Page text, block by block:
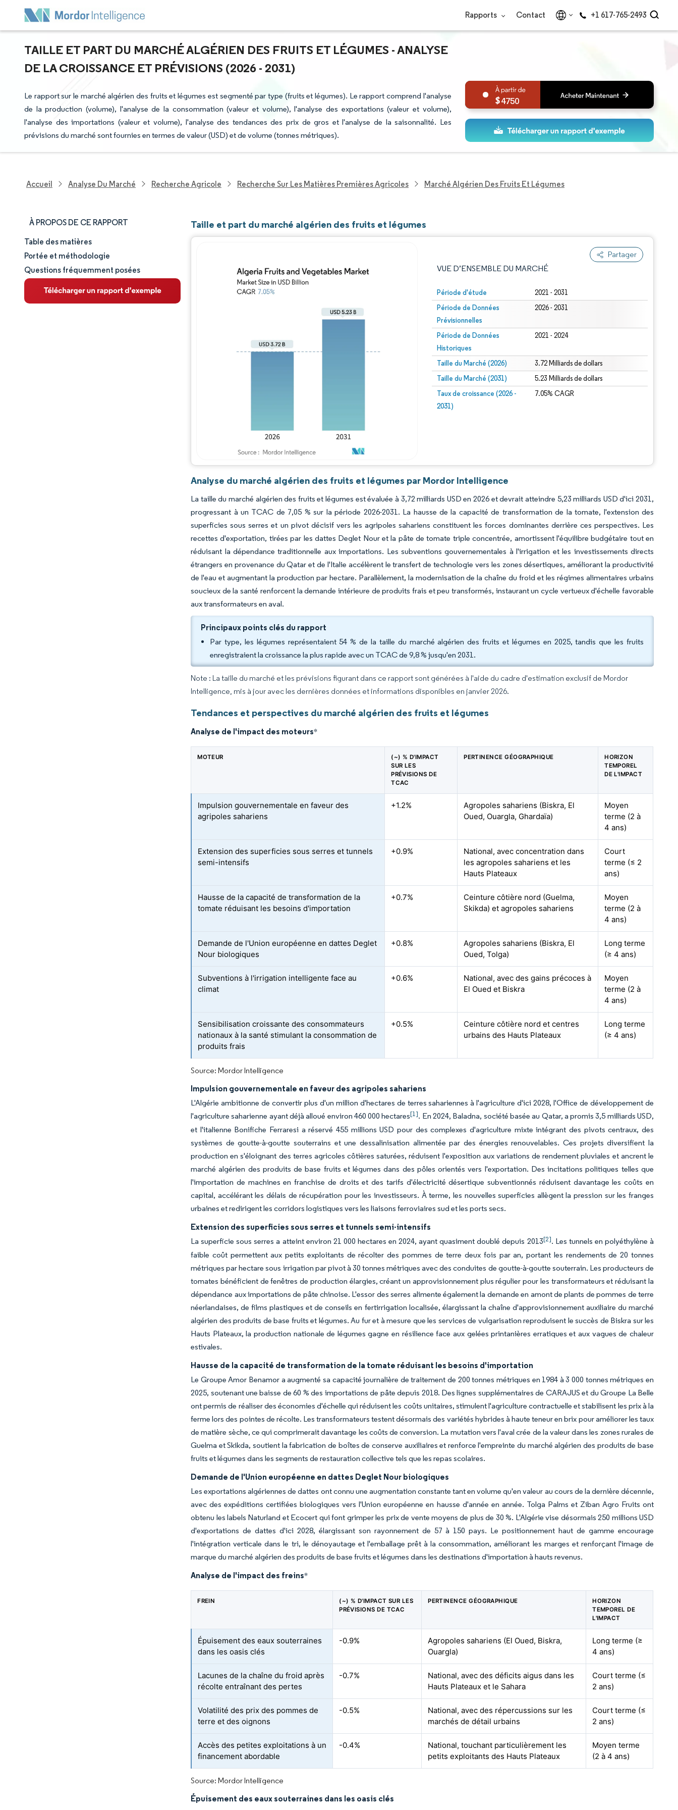
Rapports Contact +1 617-765-2493
TAILLE ET PART DU MARCHÉ ALGÉRIEN DES FRUITS ET LÉGUMES - ANALYSE
DE LA CROISSANCE ET PRÉVISIONS (2026 - 2031)
Le rapport sur le marché algérien des fruits et légumes est segmenté par type (fruits et légumes). Le rapport comprend l'analyse
de la production (volume), l'analyse de la consommation (valeur et volume), l'analyse des exportations (valeur et volume),
l'analyse des importations (valeur et volume), l'analyse des tendances des prix de gros et l'analyse de la saisonnalité. Les
prévisions du marché sont fournies en termes de valeur (USD) et de volume (tonnes métriques).
4750
Accueil Analyse Du Marché Recherche Agricole Recherche Sur Les Matières Premières Agricoles Marché Algérien Des Fruits Et Légumes
À PROPOS DE CE RAPPORT
Taille et part de marché
Analyse du marché
Tendances et perspectives
Table des matières
Portée et méthodologie
Questions fréquemment posées
Taille et part du marché algérien des fruits et légumes
Partager
VUE D’ENSEMBLE DU MARCHÉ
Période d'étude 2021 - 2031
Période de Données
Prévisionnelles
2026 - 2031
Période de Données
Historiques
2021 - 2024
Taille du Marché (2026) 3.72 Milliards de dollars
Taille du Marché (2031) 5.23 Milliards de dollars
Taux de croissance (2026 -
2031)
7.05% CAGR
Image © Mordor Intelligence. La réutilisation nécessite une attribution sous CC BY 4.0.
Analyse du marché algérien des fruits et légumes par Mordor Intelligence
La taille du marché algérien des fruits et légumes est évaluée à 3,72 milliards USD en 2026 et devrait atteindre 5,23 milliards USD d'ici 2031,
progressant à un TCAC de 7,05 % sur la période 2026-2031. La hausse de la capacité de transformation de la tomate, l'extension des
superficies sous serres et un pivot décisif vers les agripoles sahariens constituent les forces dominantes derrière ces perspectives. Les
recettes d'exportation, tirées par les dattes Deglet Nour et la pâte de tomate triple concentrée, amortissent l'équilibre budgétaire tout en
réduisant la dépendance traditionnelle aux importations. Les subventions gouvernementales à l'irrigation et les investissements directs
étrangers en provenance du Qatar et de l'Italie accélèrent le transfert de technologie vers les zones désertiques, améliorant la productivité
de l'eau et augmentant la production par hectare. Parallèlement, la modernisation de la chaîne du froid et les régimes alimentaires urbains
soucieux de la santé renforcent la demande intérieure de produits frais et peu transformés, instaurant un cycle vertueux d'échelle favorable
aux transformateurs en aval.
Principaux points clés du rapport
Par type, les légumes représentaient 54 % de la taille du marché algérien des fruits et légumes en 2025, tandis que les fruits
enregistraient la croissance la plus rapide avec un TCAC de 9,8 % jusqu'en 2031.
Note : La taille du marché et les prévisions figurant dans ce rapport sont générées à l'aide du cadre d'estimation exclusif de Mordor
Intelligence, mis à jour avec les dernières données et informations disponibles en janvier 2026.
Tendances et perspectives du marché algérien des fruits et légumes
Analyse de l'impact des moteurs*
MOTEUR
(~) % D'IMPACT
SUR LES
PRÉVISIONS DE
TCAC
PERTINENCE GÉOGRAPHIQUE
HORIZON
TEMPOREL
DE L'IMPACT
Impulsion gouvernementale en faveur des
agripoles sahariens
+1.2%
Agropoles sahariens (Biskra, El
Oued, Ouargla, Ghardaïa)
Moyen
terme (2 à
4 ans)
Extension des superficies sous serres et tunnels
semi-intensifs
+0.9%
National, avec concentration dans
les agropoles sahariens et les
Hauts Plateaux
Court
terme (≤ 2
ans)
Hausse de la capacité de transformation de la
tomate réduisant les besoins d'importation
+0.7%
Ceinture côtière nord (Guelma,
Skikda) et agropoles sahariens
Moyen
terme (2 à
4 ans)
Demande de l'Union européenne en dattes Deglet
Nour biologiques
+0.8%
Agropoles sahariens (Biskra, El
Oued, Tolga)
Long terme
(≥ 4 ans)
Subventions à l'irrigation intelligente face au
climat
+0.6%
National, avec des gains précoces à
El Oued et Biskra
Moyen
terme (2 à
4 ans)
Sensibilisation croissante des consommateurs
nationaux à la santé stimulant la consommation de
produits frais
+0.5%
Ceinture côtière nord et centres
urbains des Hauts Plateaux
Long terme
(≥ 4 ans)
Source: Mordor Intelligence
Impulsion gouvernementale en faveur des agripoles sahariens
L'Algérie ambitionne de convertir plus d'un million d'hectares de terres sahariennes à l'agriculture d'ici 2028, l'Office de développement de
l'agriculture saharienne ayant déjà alloué environ 460 000 hectares[1]. En 2024, Baladna, société basée au Qatar, a promis 3,5 milliards USD,
et l'italienne Bonifiche Ferraresi a réservé 455 millions USD pour des complexes d'agriculture mixte intégrant des pivots centraux, des
systèmes de goutte-à-goutte souterrains et une dessalinisation alimentée par des énergies renouvelables. Ces projets diversifient la
production en s'éloignant des terres agricoles côtières saturées, réduisent l'exposition aux variations de rendement pluviales et ancrent le
marché algérien des produits de base fruits et légumes dans des pôles orientés vers l'exportation. Des incitations politiques telles que
l'importation de machines en franchise de droits et des tarifs d'électricité désertique subventionnés réduisent davantage les coûts en
capital, accélérant les délais de récupération pour les investisseurs. À terme, les nouvelles superficies allègent la pression sur les franges
urbaines et redirigent les corridors logistiques vers les liaisons ferroviaires sud et les ports secs.
Extension des superficies sous serres et tunnels semi-intensifs
La superficie sous serres a atteint environ 21 000 hectares en 2024, ayant quasiment doublé depuis 2013[2]. Les tunnels en polyéthylène à
faible coût permettent aux petits exploitants de récolter des pommes de terre deux fois par an, portant les rendements de 20 tonnes
métriques par hectare sous irrigation par pivot à 30 tonnes métriques avec des conduites de goutte-à-goutte souterrain. Les producteurs de
tomates bénéficient de fenêtres de production élargies, créant un approvisionnement plus régulier pour les transformateurs et réduisant la
dépendance aux importations de pâte chinoise. L'essor des serres alimente également la demande en amont de plants de pommes de terre
néerlandaises, de films plastiques et de conseils en fertirrigation localisée, élargissant la chaîne d'approvisionnement auxiliaire du marché
algérien des produits de base fruits et légumes. Au fur et à mesure que les services de vulgarisation reproduisent le succès de Biskra sur les
Hauts Plateaux, la production nationale de légumes gagne en résilience face aux gelées printanières erratiques et aux vagues de chaleur
estivales.
Hausse de la capacité de transformation de la tomate réduisant les besoins d'importation
Le Groupe Amor Benamor a augmenté sa capacité journalière de traitement de 200 tonnes métriques en 1984 à 3 000 tonnes métriques en
2025, soutenant une baisse de 60 % des importations de pâte depuis 2018. Des lignes supplémentaires de CARAJUS et du Groupe La Belle
ont permis de réaliser des économies d'échelle qui réduisent les coûts unitaires, stimulent l'agriculture contractuelle et stabilisent les prix à la
ferme lors des pointes de récolte. Les transformateurs testent désormais des variétés hybrides à haute teneur en brix pour améliorer les taux
de matière sèche, ce qui comprimerait davantage les coûts de conversion. La mutation vers l'aval crée de la valeur dans les zones rurales de
Guelma et Skikda, soutient la fabrication de boîtes de conserve auxiliaires et renforce l'empreinte du marché algérien des produits de base
fruits et légumes dans les segments de restauration collective tels que les repas scolaires.
Demande de l'Union européenne en dattes Deglet Nour biologiques
Les exportations algériennes de dattes ont connu une augmentation constante tant en volume qu'en valeur au cours de la dernière décennie,
avec des expéditions certifiées biologiques vers l'Union européenne en hausse d'année en année. Tolga Palms et Ziban Agro Fruits ont
obtenu les labels Naturland et Ecocert qui font grimper les prix de vente moyens de plus de 30 %. L'Algérie vise désormais 250 millions USD
d'exportations de dattes d'ici 2028, élargissant son rayonnement de 57 à 150 pays. Le positionnement haut de gamme encourage
l'intégration verticale dans le tri, le dénoyautage et l'emballage prêt à la consommation, améliorant les marges et renforçant l'image de
marque du marché algérien des produits de base fruits et légumes dans les destinations d'importation à hauts revenus.
Analyse de l'impact des freins*
FREIN
(~) % D'IMPACT SUR LES
PRÉVISIONS DE TCAC
PERTINENCE GÉOGRAPHIQUE
HORIZON
TEMPOREL DE
L'IMPACT
Épuisement des eaux souterraines
dans les oasis clés
-0.9%
Agropoles sahariens (El Oued, Biskra,
Ouargla)
Long terme (≥
4 ans)
Lacunes de la chaîne du froid après
récolte entraînant des pertes
-0.7%
National, avec des déficits aigus dans les
Hauts Plateaux et le Sahara
Court terme (≤
2 ans)
Volatilité des prix des pommes de
terre et des oignons
-0.5%
National, avec des répercussions sur les
marchés de détail urbains
Court terme (≤
2 ans)
Accès des petites exploitations à un
financement abordable
-0.4%
National, touchant particulièrement les
petits exploitants des Hauts Plateaux
Moyen terme
(2 à 4 ans)
Source: Mordor Intelligence
Épuisement des eaux souterraines dans les oasis clés